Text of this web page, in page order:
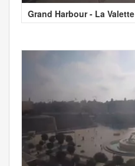
Grand Harbour - La Valette